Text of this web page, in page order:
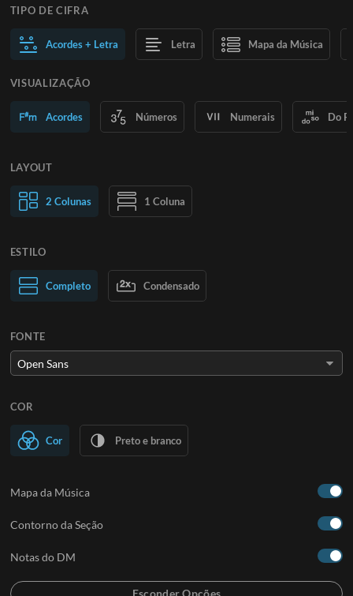
TIPO DE CIFRA
Acordes + Letra Letra Mapa da Música
VISUALIZAÇÃO
Acordes Números Numerais Do
LAYOUT
2 Colunas 1 Coluna
Texto normal Texto grande
ESTILO
Completo Condensado
FONTE
COR
Cor Preto e branco
Mapa da Música
Contorno da Seção
Notas do DM